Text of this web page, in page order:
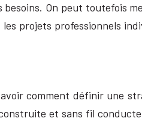
On peut toutefois
projets professionnels
comment définir une
et sans fil